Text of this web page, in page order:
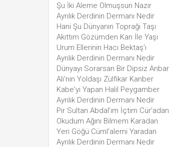
Şu İki Aleme Olmuşsun Nazır
Ayrılık Derdinin Dermanı Nedir
Hani Şu Dünyanın Toprağı Taşı
Akıttım Gözümden Kan İle Yaşı
Urum Ellerinin Hacı Bektaş'ı
Ayrılık Derdinin Dermanı Nedir
Dünyayı Sorarsan Bir Dipsiz Anbar
Ali'nin Yoldaşı Zülfikar Kanber
Kabe'yi Yapan Halil Peygamber
Ayrılık Derdinin Dermanı Nedir
Pir Sultan Abdal'ım İçtim Cür'adan
Okudum Ağını Bilmem Karadan
Yeri Göğü Cüml'alemi Yaradan
Ayrılık Derdinin Dermanı Nedir